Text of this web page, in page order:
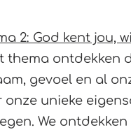
2: God kent jou,
thema ontdekken
gevoel en al
onze unieke
We